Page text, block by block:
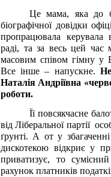
Це мама, яка до
біографічної довідки
пропрацювала керувала
раді, та за весь цей
масовим співом гімну у
Все інше – напускне.
Наталія Андріївна
роботи.
Її повсякчасне
від Ліберальної партії
ґрунті. А от у
дискотекою відкриє у
приватизує, то
рахунок платників